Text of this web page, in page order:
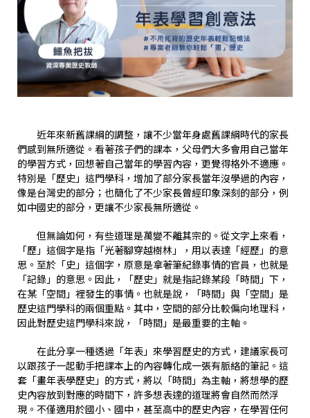
近年來新舊課綱的調整，讓不少當年身處舊課綱時代的家長
們感到無所適從。看著孩子們的課本，父母們大多會用自己當年
的學習方式，回想著自己當年的學習內容，更覺得格外不適應。
特別是「歷史」這門學科，增加了部分家長當年沒學過的內容，
像是台灣史的部分；也簡化了不少家長曾經印象深刻的部分，例
如中國史的部分，更讓不少家長無所適從。
但無論如何，有些道理是萬變不離其宗的。從文字上來看，
「歷」這個字是指「光著腳穿越樹林」，用以表達「經歷」的意
思。至於「史」這個字，原意是拿著筆紀錄事情的官員，也就是
「記錄」的意思。因此，「歷史」就是指記錄某段「時間」下，
在某「空間」裡發生的事情。也就是說，「時間」與「空間」是
歷史這門學科的兩個重點。其中，空間的部分比較偏向地理科，
因此對歷史這門學科來說，「時間」是最重要的主軸。
在此分享一種透過「年表」來學習歷史的方式，建議家長可
以跟孩子一起動手把課本上的內容轉化成一張有脈絡的筆記。這
套「畫年表學歷史」的方式，將以「時間」為主軸，將想學的歷
史內容放到對應的時間下，許多想表達的道理將會自然而然浮
現。不僅適用於國小、國中，甚至高中的歷史內容，在學習任何